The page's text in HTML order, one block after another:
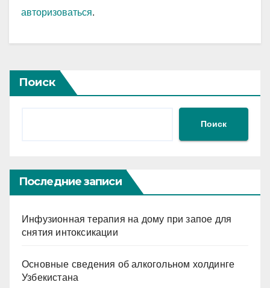
авторизоваться.
Поиск
Поиск
Последние записи
Инфузионная терапия на дому при запое для
снятия интоксикации
Основные сведения об алкогольном холдинге
Узбекистана